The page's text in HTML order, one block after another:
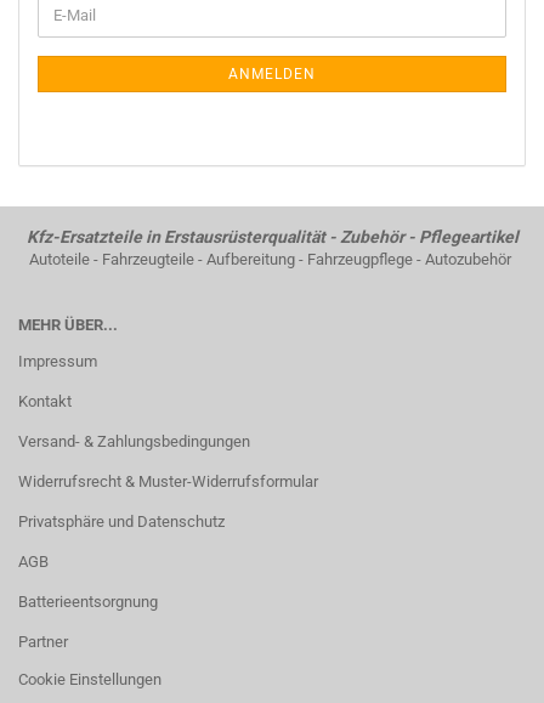
ZUR
E-
Mail
ANMELDEN
Kfz-Ersatzteile in Erstausrüsterqualität - Zubehör - Pflegeartikel
Autoteile - Fahrzeugteile - Aufbereitung - Fahrzeugpflege - Autozubehör
MEHR ÜBER...
Impressum
Kontakt
Versand- & Zahlungsbedingungen
Widerrufsrecht & Muster-Widerrufsformular
Privatsphäre und Datenschutz
AGB
Batterieentsorgnung
Partner
Cookie Einstellungen